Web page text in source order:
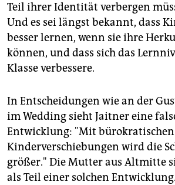
Teil ihrer Identität verbergen
Und es sei längst bekannt, dass
besser lernen, wenn sie ihre
können, und dass sich das
Klasse verbessere.
In Entscheidungen wie an der
im Wedding sieht Jaitner eine
Entwicklung: "Mit
Kinderverschiebungen wird die
größer." Die Mutter aus Altmitte
als Teil einer solchen